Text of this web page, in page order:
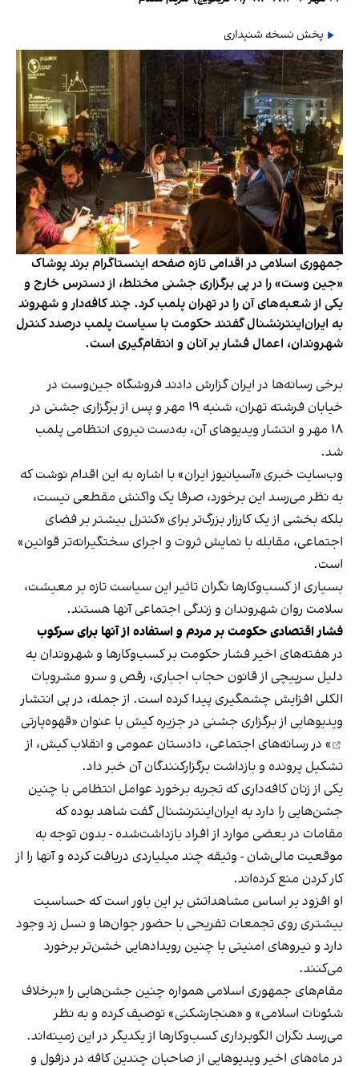
پخش نسخه شنیداری
جمهوری اسلامی در اقدامی تازه صفحه اینستاگرام برند پوشاک
«جین وست» را در پی برگزاری جشنی مختلط، از دسترس خارج و
یکی از شعبه‌های آن را در تهران پلمب کرد. چند کافه‌‌دار و شهروند
به ایران‌اینترنشنال گفتند حکومت با سیاست پلمب درصدد کنترل
شهروندان، اعمال فشار بر آنان و انتقام‌گیری است.
برخی رسانه‌ها در ایران گزارش دادند فروشگاه جین‌وست در
خیابان فرشته تهران، شنبه ۱۹ مهر و پس از برگزاری جشنی در
۱۸ مهر و انتشار ویدیوهای آن، به‌دست نیروی انتظامی پلمب
شد.
وب‌سایت خبری «آسیانیوز ایران» با اشاره به این اقدام نوشت که
به نظر می‌رسد این برخورد، صرفا یک واکنش مقطعی نیست،
بلکه بخشی از یک کارزار بزرگ‌تر برای «کنترل بیشتر بر فضای
اجتماعی، مقابله با نمایش ثروت و اجرای سختگیرانه‌تر قوانین»
است.
بسیاری از کسب‌وکارها نگران تاثیر این سیاست‌ تازه بر معیشت،
سلامت روان شهروندان و زندگی اجتماعی آنها هستند.
فشار اقتصادی حکومت بر مردم و استفاده از آنها برای سرکوب
در هفته‌های اخیر فشار حکومت بر کسب‌وکارها و شهروندان به
دلیل سرپیچی از قانون حجاب اجباری، رقص و سرو مشروبات
الکلی افزایش چشمگیری پیدا کرده است. از جمله، در پی انتشار
ویدیوهایی از برگزاری جشنی در جزیره کیش با عنوان «قهوه‌پارتی
» در رسانه‌های اجتماعی، دادستان عمومی و انقلاب کیش، از
تشکیل پرونده و بازداشت برگزارکنندگان آن خبر داد.
یکی از زنان کافه‌داری که تجربه برخورد عوامل انتظامی با چنین
جشن‌هایی را دارد به ایران‌اینترنشنال گفت شاهد بوده که
مقامات در بعضی موارد از افراد بازداشت‌‌شده - بدون توجه به
موقعیت مالی‌شان - وثیقه چند میلیاردی دریافت کرده و آنها را از
کار کردن منع کرده‌اند.
او افزود بر اساس مشاهداتش بر این باور است که حساسیت
بیشتری روی تجمعات تفریحی با حضور جوان‌ها و نسل زد وجود
دارد و نیروهای امنیتی با چنین رویدادهایی خشن‌تر برخورد
می‌کنند.
مقام‌های جمهوری اسلامی همواره چنین جشن‌هایی را «برخلاف
شئونات اسلامی» و «هنجارشکنی» توصیف کرده و به نظر
می‌رسد نگران الگوبرداری کسب‌وکارها از یکدیگر در این زمینه‌اند.
در ماه‌های اخیر ویدیوهایی از صاحبان چندین کافه در دزفول و